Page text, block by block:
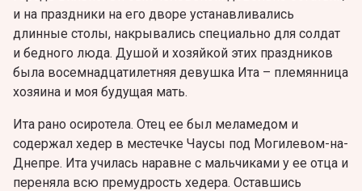
и на праздники на его дворе устанавливались
длинные столы, накрывались специально для солдат
и бедного люда. Душой и хозяйкой этих праздников
была восемнадцатилетняя девушка Ита – племянница
хозяина и моя будущая мать.
Ита рано осиротела. Отец ее был меламедом и
содержал хедер в местечке Чаусы под Могилевом-на-
Днепре. Ита училась наравне с мальчиками у ее отца и
переняла всю премудрость хедера. Оставшись